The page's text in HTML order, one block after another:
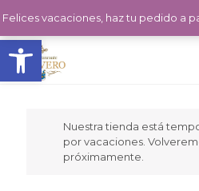
Abrir barra de herramientas
Nuestra tienda está
por vacaciones.
próximamente.
Felices vacaciones, haz tu pedido a